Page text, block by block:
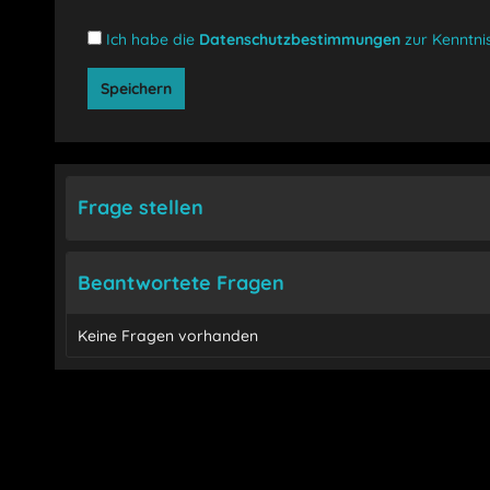
Ich habe die Datenschutzbestimmungen zur
Speichern
Frage stellen
Beantwortete Fragen
Keine Fragen vorhanden